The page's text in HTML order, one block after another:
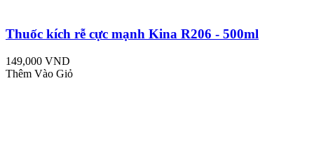
Thuốc kích rễ cực mạnh Kina R206 - 500ml
149,000 VND
Thêm Vào Giỏ